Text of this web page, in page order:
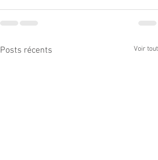
Posts récents Voir tout